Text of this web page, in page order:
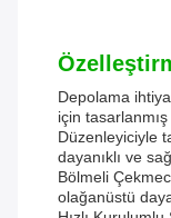
Depolama
için
Düzenleyiciyle
dayanıklı ve
Bölmeli
olağanüstü